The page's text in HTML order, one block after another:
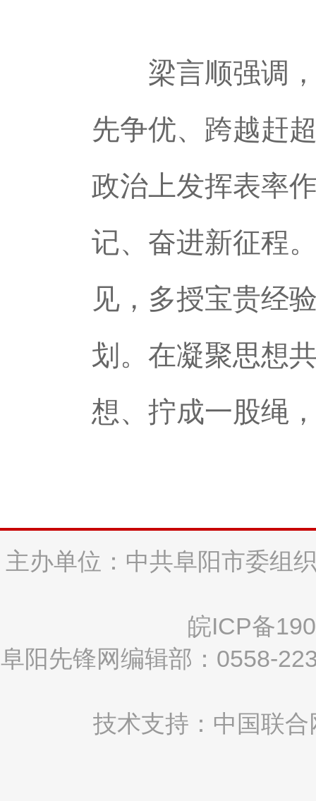
梁言顺强调，
先争优、跨越赶
政治上发挥表率
记、奋进新征程
见，多授宝贵经
划。在凝聚思想
想、拧成一股绳
主办单位：中共阜阳市委组
皖ICP备
阜阳先锋网编辑部：0558-
技术支持：中国联